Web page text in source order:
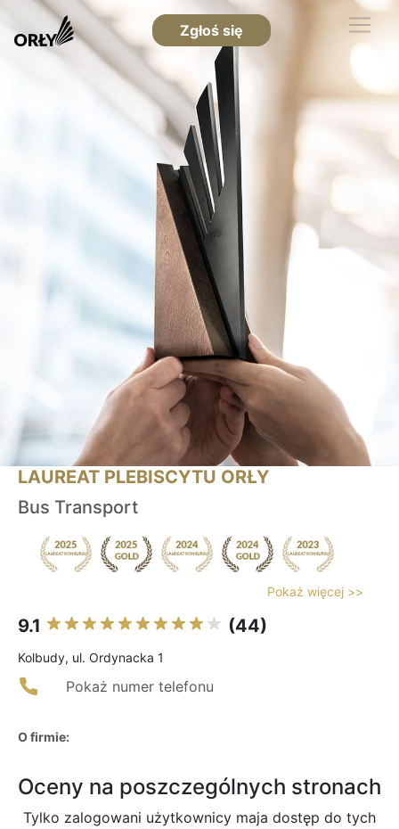
Zgłoś się
LAUREAT PLEBISCYTU ORŁY
Bus Transport
Pokaż więcej >>
9.1 (44)
Kolbudy, ul. Ordynacka 1
Pokaż numer telefonu
O firmie:
Oceny na poszczególnych stronach
Tylko zalogowani użytkownicy maja dostęp do tych